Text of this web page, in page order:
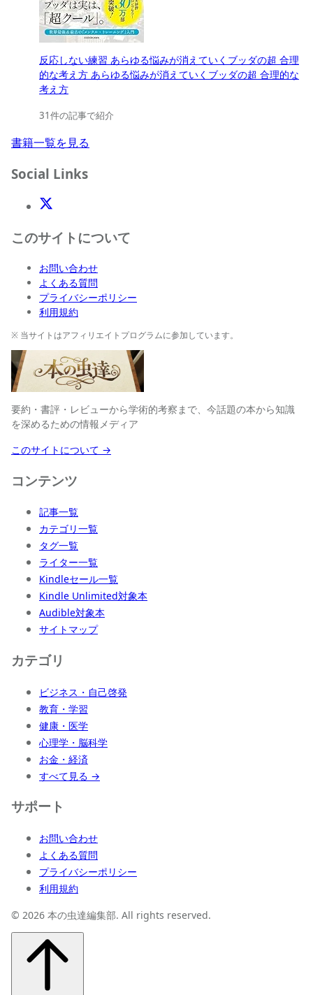
反応しない練習 あらゆる悩みが消えていくブッダの超 合理
的な考え方 あらゆる悩みが消えていくブッダの超 合理的な
考え方
31件の記事で紹介
書籍一覧を見る
Social Links
X(Twitter)
このサイトについて
お問い合わせ
よくある質問
プライバシーポリシー
利用規約
※ 当サイトはアフィリエイトプログラムに参加しています。
要約・書評・レビューから学術的考察まで、今話題の本から知識
を深めるための情報メディア
このサイトについて →
コンテンツ
記事一覧
カテゴリ一覧
タグ一覧
ライター一覧
Kindleセール一覧
Kindle Unlimited対象本
Audible対象本
サイトマップ
カテゴリ
ビジネス・自己啓発
教育・学習
健康・医学
心理学・脳科学
お金・経済
すべて見る →
サポート
お問い合わせ
よくある質問
プライバシーポリシー
利用規約
© 2026 本の虫達編集部. All rights reserved.